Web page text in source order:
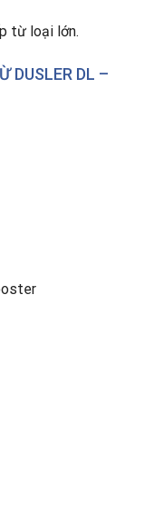
từ loại lớn.
DUSLER DL –